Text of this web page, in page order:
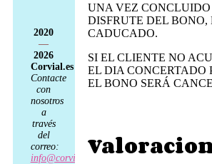
UNA VEZ CONCLUIDO
DISFRUTE DEL BONO,
CADUCADO.
SI EL CLIENTE NO
EL DIA CONCERTADO
EL BONO SERÁ
2020
—
2026
Corvial.es
Contacte
con
nosotros
a
través
del
correo:
info@corvial.es